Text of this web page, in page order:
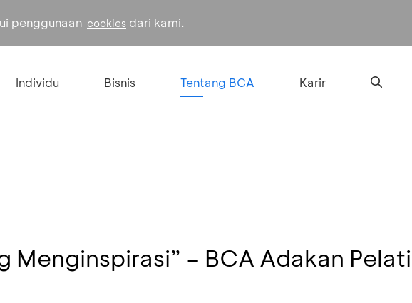
penggunaan cookies dari kami.
Individu Bisnis Tentang BCA Karir
Menginspirasi” – BCA Adakan